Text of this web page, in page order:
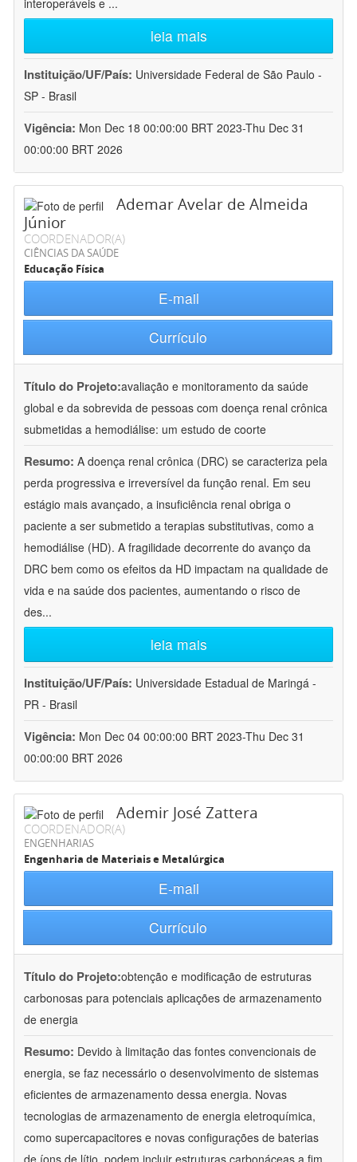
interoperáveis e ...
leia mais
Instituição/UF/País: Universidade Federal de São Paulo -
SP - Brasil
Vigência: Mon Dec 18 00:00:00 BRT 2023-Thu Dec 31
00:00:00 BRT 2026
Ademar Avelar de Almeida
Júnior
COORDENADOR(A)
CIÊNCIAS DA SAÚDE
Educação Física
E-mail
Currículo
Título do Projeto:avaliação e monitoramento da saúde
global e da sobrevida de pessoas com doença renal crônica
submetidas a hemodiálise: um estudo de coorte
Resumo: A doença renal crônica (DRC) se caracteriza pela
perda progressiva e irreversível da função renal. Em seu
estágio mais avançado, a insuficiência renal obriga o
paciente a ser submetido a terapias substitutivas, como a
hemodiálise (HD). A fragilidade decorrente do avanço da
DRC bem como os efeitos da HD impactam na qualidade de
vida e na saúde dos pacientes, aumentando o risco de
des...
leia mais
Instituição/UF/País: Universidade Estadual de Maringá -
PR - Brasil
Vigência: Mon Dec 04 00:00:00 BRT 2023-Thu Dec 31
00:00:00 BRT 2026
Ademir José Zattera
COORDENADOR(A)
ENGENHARIAS
Engenharia de Materiais e Metalúrgica
E-mail
Currículo
Título do Projeto:obtenção e modificação de estruturas
carbonosas para potenciais aplicações de armazenamento
de energia
Resumo: Devido à limitação das fontes convencionais de
energia, se faz necessário o desenvolvimento de sistemas
eficientes de armazenamento dessa energia. Novas
tecnologias de armazenamento de energia eletroquímica,
como supercapacitores e novas configurações de baterias